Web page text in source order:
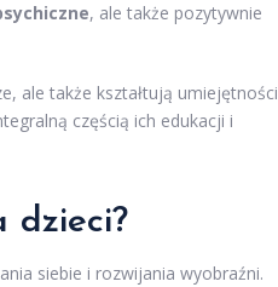
, ale także pozytywnie
ale także kształtują umiejętności
częścią ich edukacji i
dzieci?
siebie i rozwijania wyobraźni.